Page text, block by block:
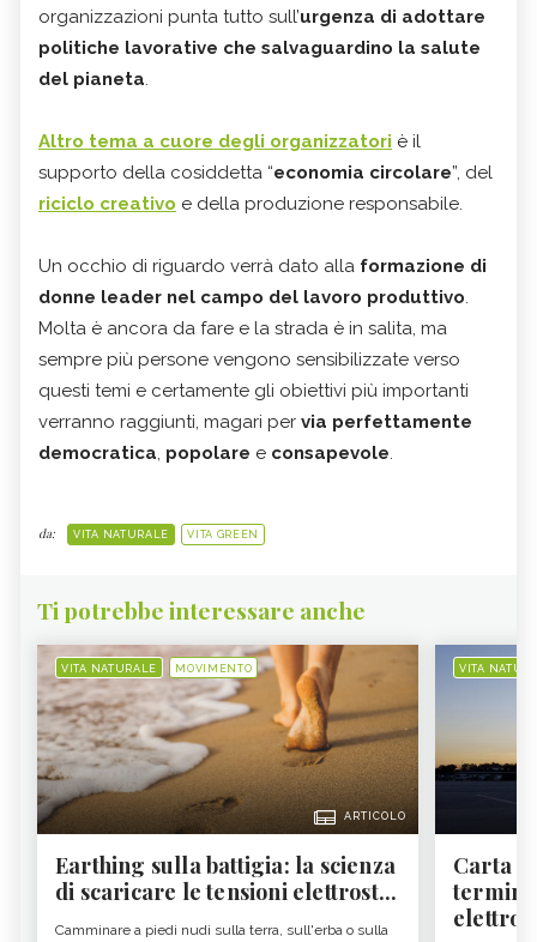
organizzazioni punta tutto sull’urgenza di adottare
politiche lavorative che salvaguardino la salute
del pianeta.
Altro tema a cuore degli organizzatori è il
supporto della cosiddetta “economia circolare”, del
riciclo creativo e della produzione responsabile.
Un occhio di riguardo verrà dato alla formazione di
donne leader nel campo del lavoro produttivo.
Molta è ancora da fare e la strada è in salita, ma
sempre più persone vengono sensibilizzate verso
questi temi e certamente gli obiettivi più importanti
verranno raggiunti, magari per via perfettamente
democratica, popolare e consapevole.
da: VITA NATURALE VITA GREEN
Ti potrebbe interessare anche
VITA NATURALE MOVIMENTO
ARTICOLO
Earthing sulla battigia: la scienza
di scaricare le tensioni elettrost...
Camminare a piedi nudi sulla terra, sull'erba o sulla
VITA
Carta